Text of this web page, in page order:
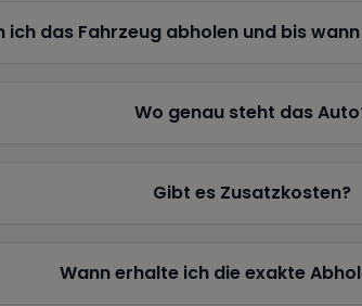
ich das Fahrzeug abholen und bis
Wo genau steht das
Gibt es Zusatzkosten?
Wann erhalte ich die exakte